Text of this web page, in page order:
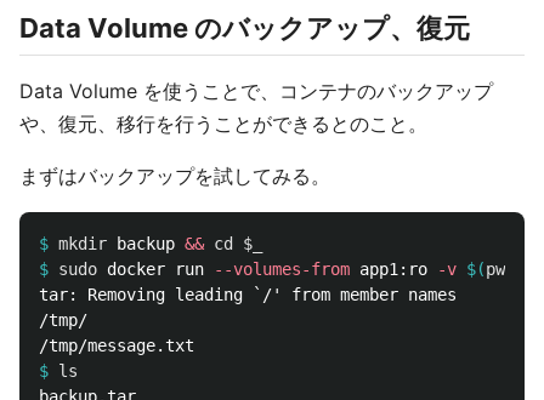
Data Volume のバックアップ、復元
Data Volume を使うことで、コンテナのバックアップ
や、復元、移行を行うことができるとのこと。
まずはバックアップを試してみる。
$ mkdir backup && cd
$_
$ sudo docker run --volumes-from app1:ro -v $(pwd
tar: Removing leading `/' from member names
/tmp/
$ ls